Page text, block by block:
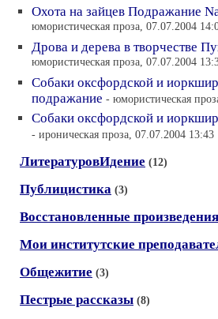
Охота на зайцев Подражание
юмористическая проза, 07.07.2004
Дрова и дерева в творчестве
юмористическая проза, 07.07.2004
Собаки оксфордской и
подражание - юмористическая
Собаки оксфордской и
- ироническая проза, 07.07.2004 13:43
ЛитературовИдение (12)
Публицистика (3)
Восстановленные произведения
Мои институтские
Общежитие (3)
Пестрые рассказы (8)